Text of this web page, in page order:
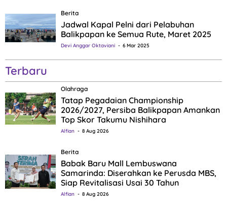
Berita
Jadwal Kapal Pelni dari Pelabuhan
Balikpapan ke Semua Rute, Maret 2025
Devi Anggar Oktaviani 6 Mar 2025
Terbaru
Olahraga
Tatap Pegadaian Championship
2026/2027, Persiba Balikpapan Amankan
Top Skor Takumu Nishihara
Alfian 8 Aug 2026
Berita
Babak Baru Mall Lembuswana
Samarinda: Diserahkan ke Perusda MBS,
Siap Revitalisasi Usai 30 Tahun
Alfian 8 Aug 2026